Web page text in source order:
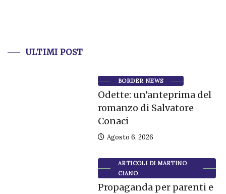
ULTIMI POST
BORDER NEWS
Odette: un’anteprima del
romanzo di Salvatore
Conaci
Agosto 6, 2026
ARTICOLI DI MARTINO
CIANO
Propaganda per parenti e